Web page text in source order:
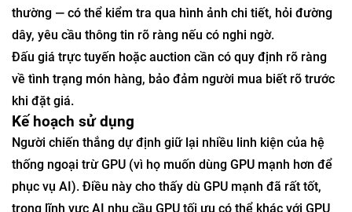
thường — có thể kiểm tra qua hình ảnh chi tiết, hỏi đường
dây, yêu cầu thông tin rõ ràng nếu có nghi ngờ.
Đấu giá trực tuyến hoặc auction cần có quy định rõ ràng
về tình trạng món hàng, bảo đảm người mua biết rõ trước
khi đặt giá.
Kế hoạch sử dụng
Người chiến thắng dự định giữ lại nhiều linh kiện của hệ
thống ngoại trừ GPU (vì họ muốn dùng GPU mạnh hơn để
phục vụ AI). Điều này cho thấy dù GPU mạnh đã rất tốt,
trong lĩnh vực AI nhu cầu GPU tối ưu có thể khác với GPU